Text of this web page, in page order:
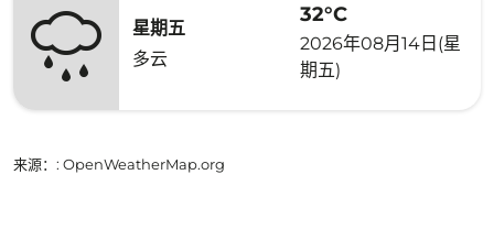
星期五
多云
32°C
2026年08月14日(星
期五)
来源： : OpenWeatherMap.org